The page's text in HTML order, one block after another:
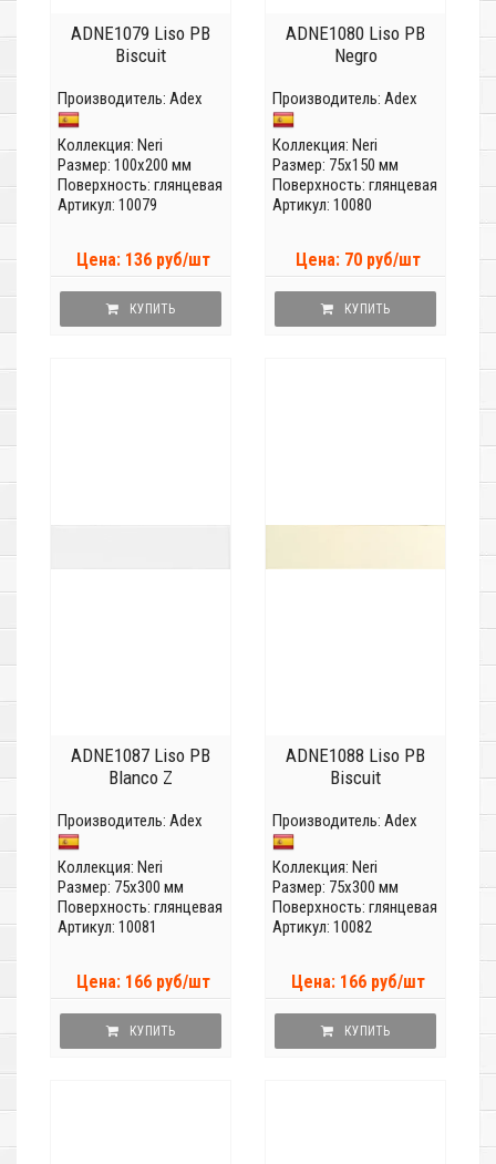
ADNE1079 Liso PB
Biscuit
Производитель: Adex
Коллекция: Neri
Размер: 100x200 мм
Поверхность: глянцевая
Артикул: 10079
Цена: 136 руб/шт
КУПИТЬ
ADNE1080 Liso PB
Negro
Производитель: Adex
Коллекция: Neri
Размер: 75x150 мм
Поверхность: глянцевая
Артикул: 10080
Цена: 70 руб/шт
КУПИТЬ
ADNE1087 Liso PB
Blanco Z
Производитель: Adex
Коллекция: Neri
Размер: 75x300 мм
Поверхность: глянцевая
Артикул: 10081
Цена: 166 руб/шт
КУПИТЬ
ADNE1088 Liso PB
Biscuit
Производитель: Adex
Коллекция: Neri
Размер: 75x300 мм
Поверхность: глянцевая
Артикул: 10082
Цена: 166 руб/шт
КУПИТЬ